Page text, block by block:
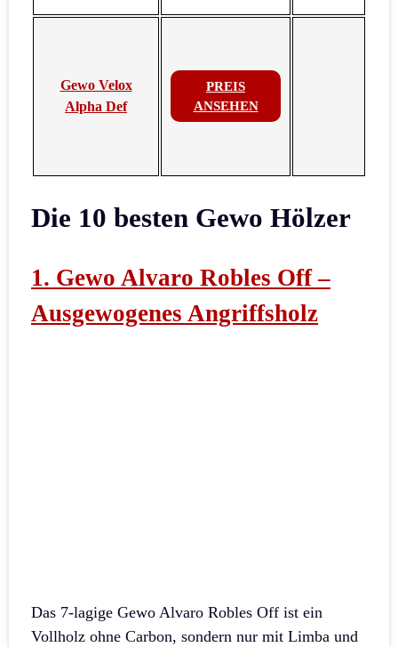
Gewo Velox
Alpha Def
PREIS
ANSEHEN
Die 10 besten Gewo Hölzer
1. Gewo Alvaro Robles Off –
Ausgewogenes Angriffsholz
Das 7-lagige Gewo Alvaro Robles Off ist ein
Vollholz ohne Carbon, sondern nur mit Limba und